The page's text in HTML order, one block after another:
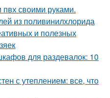
пвх своими руками.
из поливинилхлорида
и полезных
для раздевалок: 10
с утеплением: все, что